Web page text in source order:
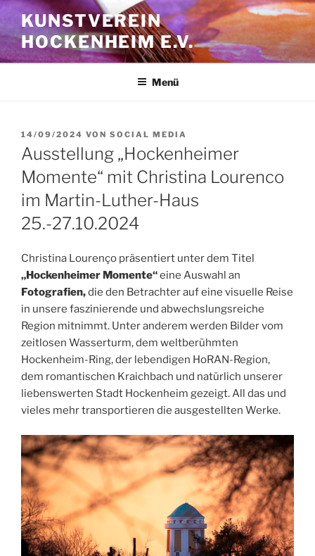
Zum
Inhalt
springen
KUNSTVEREIN
HOCKENHEIM E.V.
Menü
VERÖFFENTLICHT
AM
14/09/2024 VON SOCIAL MEDIA
Ausstellung „Hockenheimer
Momente“ mit Christina Lourenco
im Martin-Luther-Haus
25.-27.10.2024
Christina Lourenço präsentiert unter dem Titel
„Hockenheimer Momente“eine Auswahl an
Fotografien,die den Betrachter auf eine visuelle Reise
in unsere faszinierende und abwechslungsreiche
Region mitnimmt. Unter anderem werden Bilder vom
zeitlosen Wasserturm, dem weltberühmten
Hockenheim-Ring, der lebendigen HoRAN-Region,
dem romantischen Kraichbach und natürlich unserer
liebenswerten Stadt Hockenheim gezeigt. All das und
vieles mehr transportieren die ausgestellten Werke.